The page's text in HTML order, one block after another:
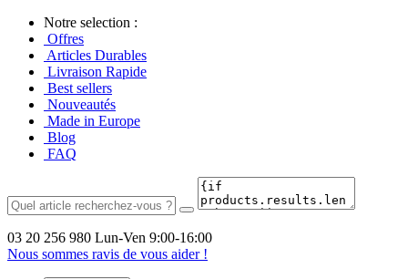
Notre selection :
Offres
Articles Durables
Livraison Rapide
Best sellers
Nouveautés
Made in Europe
Blog
FAQ
03 20 256 980 Lun-Ven 9:00-16:00
Nous sommes ravis de vous aider !